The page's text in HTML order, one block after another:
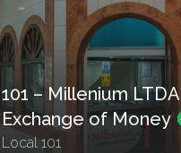
101 – Millenium LTDA
Exchange of Money
Local 101